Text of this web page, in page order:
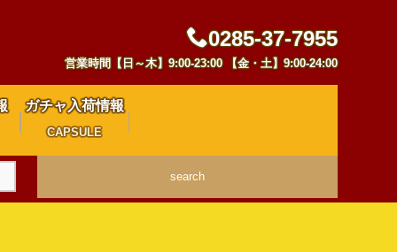
0285-37-7955
営業時間【日～木】9:00-23:00 【金・土】9:00-24:00
ガチャ入荷情報
CAPSULE
search